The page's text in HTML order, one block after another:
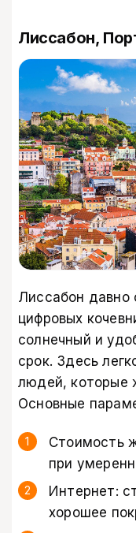
Лиссабон,
Лиссабон давно
цифровых
солнечный и
срок. Здесь
людей, которые
Основные
Стоимость
при
Интернет:
хорошее